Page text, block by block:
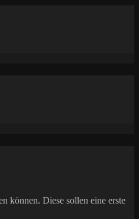
können. Diese sollen eine erste